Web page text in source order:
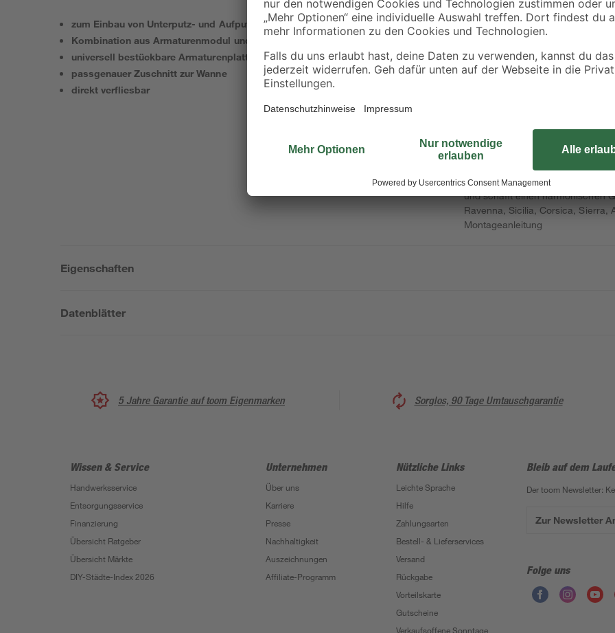
zum Einbau von Unterputz- und Aufputzarmaturen
Kombination aus Armaturenmodul und Eckfüllstück
universell bestückbare Armaturenplatte
passgenauer Zuschnitt zur Wanne
direkt verfliesbar
Es wird immer beliebter, Wannen
entstehenden Lücken
geht die Montage mit einem
Das Eckmodul garantiert einen
von Sechs- und
bauseitige Montage von Unter-
nicht im Lieferumfang enthalten.
das Eckfüllstück mit
können in einem Arbeitsgang
deutlich weniger Schmutz an. Mit
schaffst zusätzliche
ohne Wannenträger einsetzbar,
und schafft einen harmonischen
Ravenna, Sicilia, Corsica, Sierra,
Montageanleitung
Eigenschaften
Datenblätter
5 Jahre Garantie auf toom Eigenmarken Sorglos, 90 Tage Umtauschgarantie
Wissen & Service
Handwerksservice
Entsorgungsservice
Finanzierung
Übersicht Ratgeber
Übersicht Märkte
DIY-Städte-Index 2026
Unternehmen
Über uns
Karriere
Presse
Nachhaltigkeit
Auszeichnungen
Affiliate-Programm
Nützliche Links
Leichte Sprache
Hilfe
Zahlungsarten
Bestell- & Lieferservices
Versand
Rückgabe
Vorteilskarte
Gutscheine
Verkaufsoffene Sonntage
Bleib auf dem
Der toom Newsletter:
Zur Newsletter
Folge uns